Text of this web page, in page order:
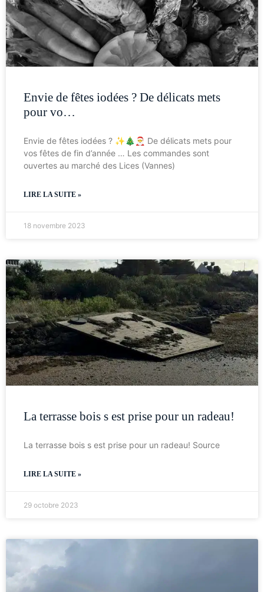
Envie de fêtes iodées ? De délicats mets
pour vo…
Envie de fêtes iodées ? ✨🎄🎅 De délicats mets pour
vos fêtes de fin d’année … Les commandes sont
ouvertes au marché des Lices (Vannes)
LIRE LA SUITE »
18 novembre 2023
La terrasse bois s est prise pour un radeau!
La terrasse bois s est prise pour un radeau! Source
LIRE LA SUITE »
29 octobre 2023